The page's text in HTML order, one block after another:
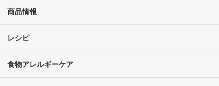
商品情報
レシピ
食物アレルギーケア